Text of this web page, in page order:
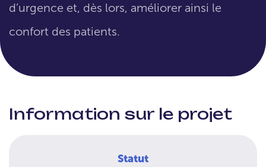
d’urgence et, dès lors, améliorer ainsi le
confort des patients.
Information sur le projet
Statut